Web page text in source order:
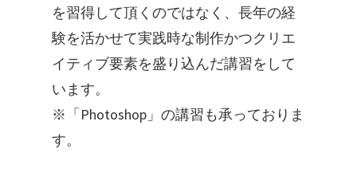
を習得して頂くのではなく、長年の経
験を活かせて実践時な制作かつクリエ
イティブ要素を盛り込んだ講習をして
います。
※「Photoshop」の講習も承っておりま
す。